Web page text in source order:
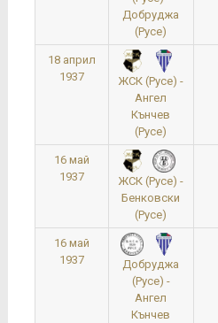
Добруджа
(Русе)
18 април
1937
ЖСК (Русе) -
Ангел
Кънчев
(Русе)
16 май
1937
ЖСК (Русе) -
Бенковски
(Русе)
16 май
1937
Добруджа
(Русе) -
Ангел
Кънчев